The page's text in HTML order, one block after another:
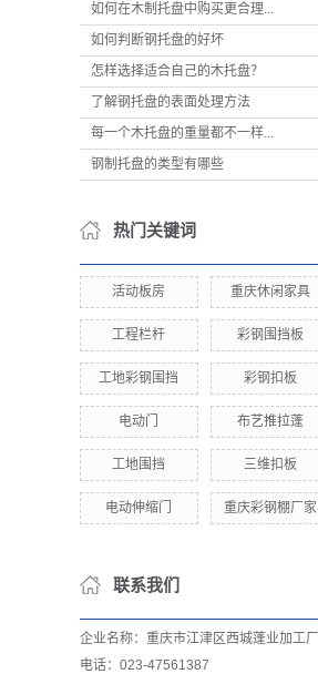
如何在木制托盘中购买更合理...
如何判断钢托盘的好坏
怎样选择适合自己的木托盘？
了解钢托盘的表面处理方法
每一个木托盘的重量都不一样...
钢制托盘的类型有哪些
热门关键词
活动板房 重庆休闲家具
工程栏杆 彩钢围挡板
工地彩钢围挡 彩钢扣板
电动门 布艺推拉蓬
工地围挡 三维扣板
电动伸缩门 重庆彩钢棚厂家
联系我们
企业名称：重庆市江津区西城蓬业加工厂
电话：023-47561387